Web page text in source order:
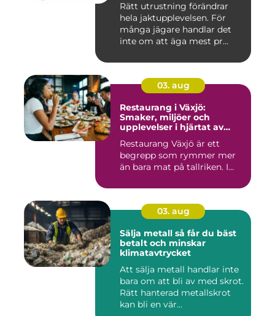
Rätt utrustning förändrar
hela jaktupplevelsen. För
många jägare handlar det
inte om att äga mest pr...
03. aug
Restaurang i Växjö:
Smaker, miljöer och
upplevelser i hjärtat av
Restaurang Växjö är ett
begrepp som rymmer mer
än bara mat på tallriken. I...
03. aug
Sälja metall så får du bäst
betalt och minskar
klimatavtrycket
Att sälja metall handlar inte
bara om att bli av med skrot.
Rätt hanterad metallskrot
kan bli en vär...